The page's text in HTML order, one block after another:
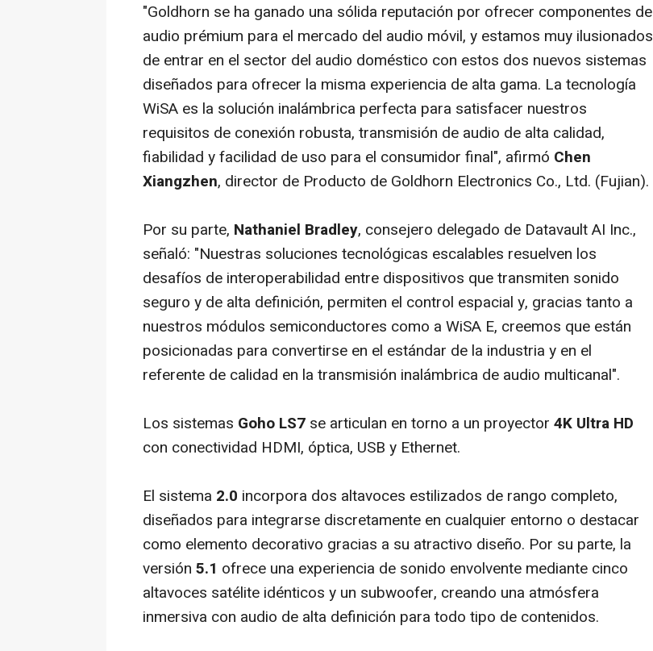
"Goldhorn se ha ganado una sólida reputación por ofrecer componentes de
audio prémium para el mercado del audio móvil, y estamos muy ilusionados
de entrar en el sector del audio doméstico con estos dos nuevos sistemas
diseñados para ofrecer la misma experiencia de alta gama. La tecnología
WiSA es la solución inalámbrica perfecta para satisfacer nuestros
requisitos de conexión robusta, transmisión de audio de alta calidad,
fiabilidad y facilidad de uso para el consumidor final", afirmó Chen
Xiangzhen, director de Producto de Goldhorn Electronics Co., Ltd. (Fujian).
Por su parte, Nathaniel Bradley, consejero delegado de Datavault AI Inc.,
señaló: "Nuestras soluciones tecnológicas escalables resuelven los
desafíos de interoperabilidad entre dispositivos que transmiten sonido
seguro y de alta definición, permiten el control espacial y, gracias tanto a
nuestros módulos semiconductores como a WiSA E, creemos que están
posicionadas para convertirse en el estándar de la industria y en el
referente de calidad en la transmisión inalámbrica de audio multicanal".
Los sistemas Goho LS7 se articulan en torno a un proyector 4K Ultra HD
con conectividad HDMI, óptica, USB y Ethernet.
El sistema 2.0 incorpora dos altavoces estilizados de rango completo,
diseñados para integrarse discretamente en cualquier entorno o destacar
como elemento decorativo gracias a su atractivo diseño. Por su parte, la
versión 5.1 ofrece una experiencia de sonido envolvente mediante cinco
altavoces satélite idénticos y un subwoofer, creando una atmósfera
inmersiva con audio de alta definición para todo tipo de contenidos.